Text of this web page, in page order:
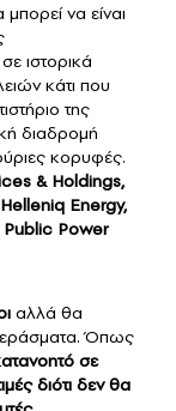
να είναι
ιστορικά
κάτι που
της
διαδρομή
κορυφές.
& Holdings,
Energy,
Power
αλλά θα
Όπως
σε
διότι δεν θα